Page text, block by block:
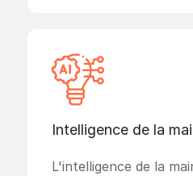
Intelligence de la
L'intelligence de la